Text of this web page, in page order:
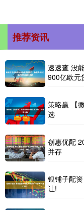
推荐资讯
速速查 没
900亿欧元
策略赢 【
选
创惠优配
并存
银铺子配
让!